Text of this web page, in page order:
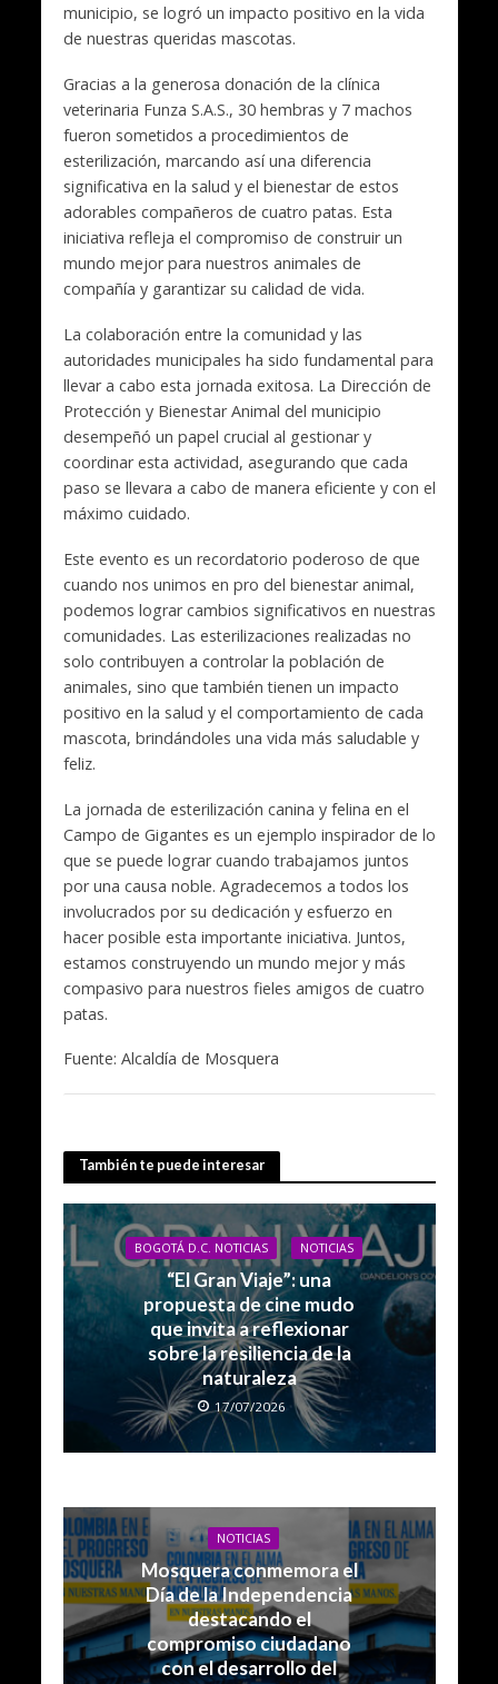
municipio, se logró un impacto positivo en la vida
de nuestras queridas mascotas.
Gracias a la generosa donación de la clínica
veterinaria Funza S.A.S., 30 hembras y 7 machos
fueron sometidos a procedimientos de
esterilización, marcando así una diferencia
significativa en la salud y el bienestar de estos
adorables compañeros de cuatro patas. Esta
iniciativa refleja el compromiso de construir un
mundo mejor para nuestros animales de
compañía y garantizar su calidad de vida.
La colaboración entre la comunidad y las
autoridades municipales ha sido fundamental para
llevar a cabo esta jornada exitosa. La Dirección de
Protección y Bienestar Animal del municipio
desempeñó un papel crucial al gestionar y
coordinar esta actividad, asegurando que cada
paso se llevara a cabo de manera eficiente y con el
máximo cuidado.
Este evento es un recordatorio poderoso de que
cuando nos unimos en pro del bienestar animal,
podemos lograr cambios significativos en nuestras
comunidades. Las esterilizaciones realizadas no
solo contribuyen a controlar la población de
animales, sino que también tienen un impacto
positivo en la salud y el comportamiento de cada
mascota, brindándoles una vida más saludable y
feliz.
La jornada de esterilización canina y felina en el
Campo de Gigantes es un ejemplo inspirador de lo
que se puede lograr cuando trabajamos juntos
por una causa noble. Agradecemos a todos los
involucrados por su dedicación y esfuerzo en
hacer posible esta importante iniciativa. Juntos,
estamos construyendo un mundo mejor y más
compasivo para nuestros fieles amigos de cuatro
patas.
Fuente: Alcaldía de Mosquera
También te puede interesar
BOGOTÁ D.C. NOTICIAS NOTICIAS
“El Gran Viaje”: una
propuesta de cine mudo
que invita a reflexionar
sobre la resiliencia de la
naturaleza
17/07/2026
NOTICIAS
Mosquera conmemora el
Día de la Independencia
destacando el
compromiso ciudadano
con el desarrollo del